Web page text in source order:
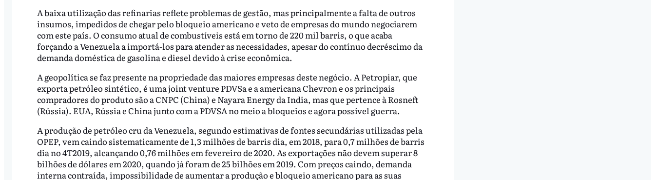
A baixa utilização das refinarias reflete problemas de gestão, mas principalmente a falta de outros
insumos, impedidos de chegar pelo bloqueio americano e veto de empresas do mundo negociarem
com este país. O consumo atual de combustíveis está em torno de 220 mil barris, o que acaba
forçando a Venezuela a importá-los para atender as necessidades, apesar do contínuo decréscimo da
demanda doméstica de gasolina e diesel devido à crise econômica.
A geopolítica se faz presente na propriedade das maiores empresas deste negócio. A Petropiar, que
exporta petróleo sintético, é uma joint venture PDVSa e a americana Chevron e os principais
compradores do produto são a CNPC (China) e Nayara Energy da India, mas que pertence à Rosneft
(Rússia). EUA, Rússia e China junto com a PDVSA no meio a bloqueios e agora possível guerra.
A produção de petróleo cru da Venezuela, segundo estimativas de fontes secundárias utilizadas pela
OPEP, vem caindo sistematicamente de 1,3 milhões de barris dia, em 2018, para 0,7 milhões de barris
dia no 4T2019, alcançando 0,76 milhões em fevereiro de 2020. As exportações não devem superar 8
bilhões de dólares em 2020, quando já foram de 25 bilhões em 2019. Com preços caindo, demanda
interna contraída, impossibilidade de aumentar a produção e bloqueio americano para as suas